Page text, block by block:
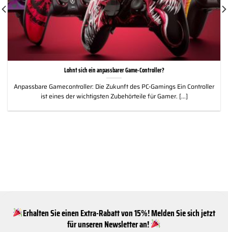
Lohnt sich ein anpassbarer Game-Controller?
Anpassbare Gamecontroller: Die Zukunft des PC-Gamings Ein Controller
ist eines der wichtigsten Zubehörteile für Gamer. [...]
Erhalten Sie einen Extra-Rabatt von 15%! Melden Sie sich jetzt
für unseren Newsletter an!